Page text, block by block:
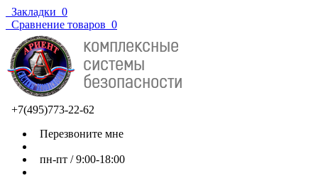
Закладки 0
Сравнение товаров 0
+7(495)773-22-62
Перезвоните мне
пн-пт / 9:00-18:00